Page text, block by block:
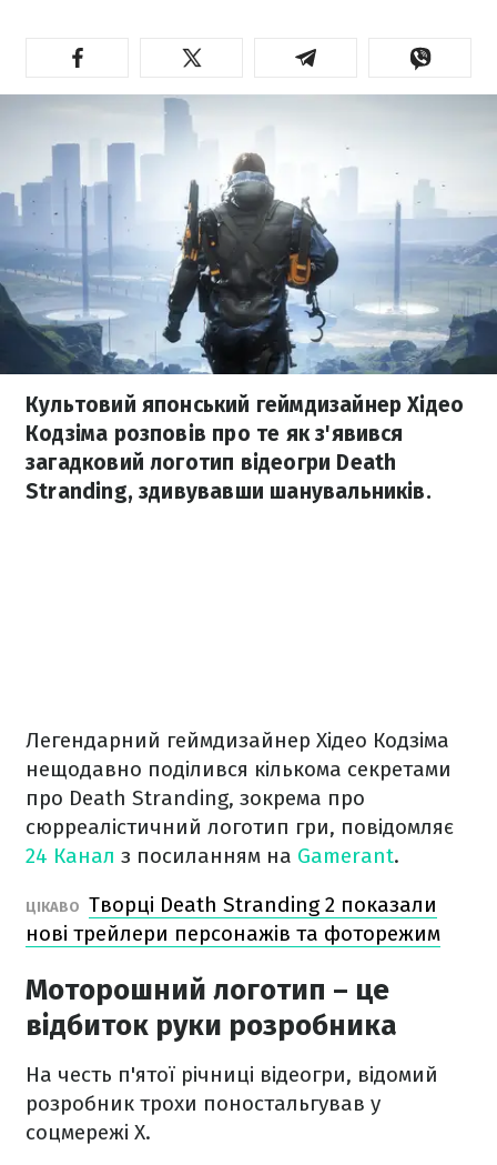
Культовий японський геймдизайнер Хідео
Кодзіма розповів про те як з'явився
загадковий логотип відеогри Death
Stranding, здивувавши шанувальників.
Легендарний геймдизайнер Хідео Кодзіма
нещодавно поділився кількома секретами
про Death Stranding, зокрема про
сюрреалістичний логотип гри, повідомляє
24 Канал з посиланням на Gamerant.
ЦІКАВО Творці Death Stranding 2 показали
нові трейлери персонажів та фоторежим
Моторошний логотип – це
відбиток руки розробника
На честь п'ятої річниці відеогри, відомий
розробник трохи поностальгував у
соцмережі X.